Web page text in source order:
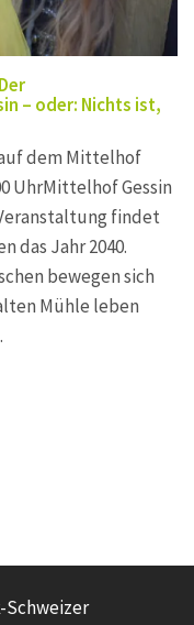
– oder: Nichts ist,
auf dem Mittelhof
UhrMittelhof Gessin
findet
das Jahr 2040.
bewegen sich
Mühle leben
Schweizer